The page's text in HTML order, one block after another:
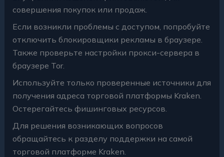
совершения покупок или продаж.
Если возникли проблемы с доступом, попробуйте
отключить блокировщики рекламы в браузере.
Также проверьте настройки прокси-сервера в
браузере Tor.
Используйте только проверенные источники для
получения адреса торговой платформы Kraken.
Остерегайтесь фишинговых ресурсов.
Для решения возникающих вопросов
обращайтесь к разделу поддержки на самой
торговой платформе Kraken.